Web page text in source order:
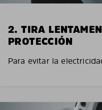
2. TIRA
PROTECCIÓN
Para evitar la